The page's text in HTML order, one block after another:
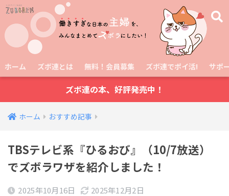
ホーム ズボ連とは 無料！会員募集 ズボ連でポイ活! サポ
ズボ連の本、好評発売中！
ホーム おすすめ記事
TBSテレビ系『ひるおび』（10/7放送）
でズボラワザを紹介しました！
2025年10月16日 2025年12月2日